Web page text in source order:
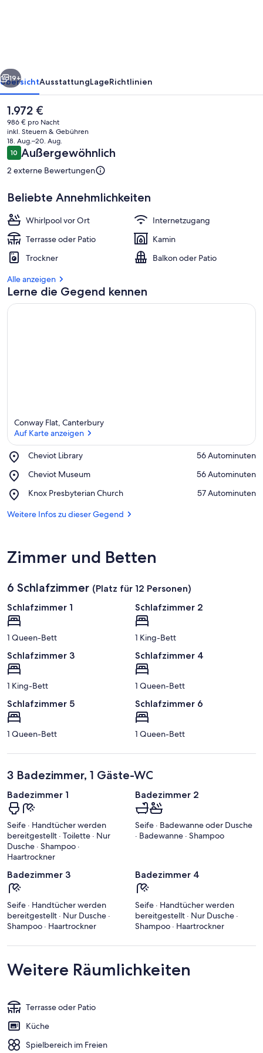
Speisen im Freien
Weiter
19+
ÜbersichtAusstattungLageRichtlinien
Der
aktuelle
Preis
beträgt
1.972 €.
1.972 €
986 € pro Nacht
inkl. Steuern & Gebühren
18. Aug.–20. Aug.
Bewertungen
1010 von 10.
Außergewöhnlich
2 externe Bewertungen
Beliebte Annehmlichkeiten
Whirlpool vor Ort
Internetzugang
Terrasse oder Patio
Kamin
Trockner
Balkon oder Patio
Alle anzeigen
Lerne die Gegend kennen
Conway Flat, Canterbury
Auf Karte anzeigen
Cheviot Library
Place,
Library
‪56 Autominuten‬
Cheviot Museum
Place,
Museum
‪56 Autominuten‬
Knox Presbyterian Church
Place,
Presbyterian
‪57 Autominuten‬
Weitere Infos zu dieser Gegend
Zimmer und Betten
6 Schlafzimmer (Platz für 12 Personen)
Schlafzimmer 1
1 Queen-Bett
Schlafzimmer 2
1 King-Bett
Schlafzimmer 3
1 King-Bett
Schlafzimmer 4
1 Queen-Bett
Schlafzimmer 5
1 Queen-Bett
Schlafzimmer 6
1 Queen-Bett
3 Badezimmer, 1 Gäste-WC
Badezimmer 1
Seife · Handtücher werden
bereitgestellt · Toilette · Nur
Dusche · Shampoo ·
Haartrockner
Badezimmer 2
Seife · Badewanne oder Dusche
· Badewanne · Shampoo
Badezimmer 3
Seife · Handtücher werden
bereitgestellt · Nur Dusche ·
Shampoo · Haartrockner
Badezimmer 4
Seife · Handtücher werden
bereitgestellt · Nur Dusche ·
Shampoo · Haartrockner
Weitere Räumlichkeiten
Terrasse oder Patio
Küche
Spielbereich im Freien